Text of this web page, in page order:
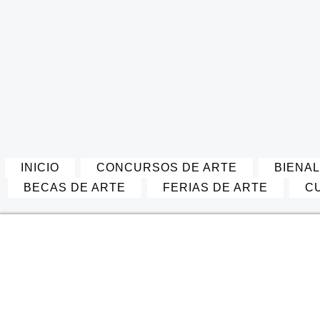
INICIO CONCURSOS DE ARTE
BECAS DE ARTE
FERIAS DE ARTE